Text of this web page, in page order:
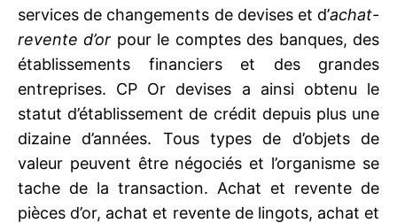
services de changements de devises et d’achat-
revente d’or pour le comptes des banques, des
établissements financiers et des grandes
entreprises. CP Or devises a ainsi obtenu le
statut d’établissement de crédit depuis plus une
dizaine d’années. Tous types de d’objets de
valeur peuvent être négociés et l’organisme se
tache de la transaction. Achat et revente de
pièces d’or, achat et revente de lingots, achat et